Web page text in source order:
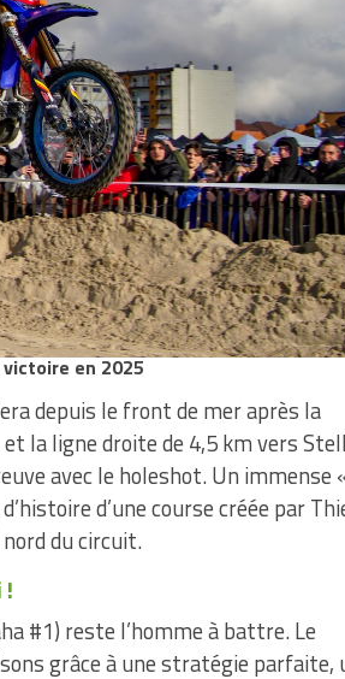
en 2025
depuis le front de mer après la
la ligne droite de 4,5 km vers
avec le holeshot. Un immense
d’une course créée par
du circuit.
!
#1) reste l’homme à battre. Le
grâce à une stratégie parfaite,